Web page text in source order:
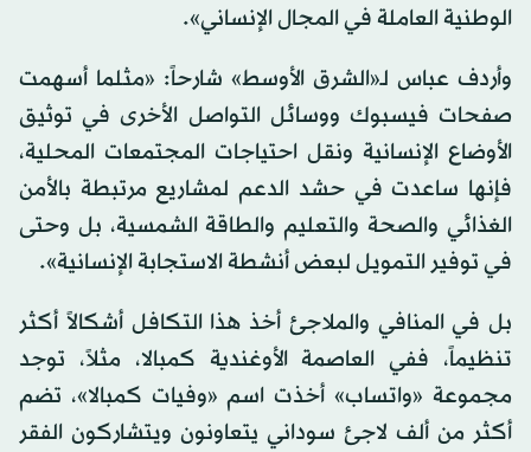
الوطنية العاملة في المجال الإنساني».
وأردف عباس لـ«الشرق الأوسط» شارحاً: «مثلما أسهمت
صفحات فيسبوك ووسائل التواصل الأخرى في توثيق
الأوضاع الإنسانية ونقل احتياجات المجتمعات المحلية،
فإنها ساعدت في حشد الدعم لمشاريع مرتبطة بالأمن
الغذائي والصحة والتعليم والطاقة الشمسية، بل وحتى
في توفير التمويل لبعض أنشطة الاستجابة الإنسانية».
بل في المنافي والملاجئ أخذ هذا التكافل أشكالاً أكثر
تنظيماً، ففي العاصمة الأوغندية كمبالا، مثلاً، توجد
مجموعة «واتساب» أخذت اسم «وفيات كمبالا»، تضم
أكثر من ألف لاجئ سوداني يتعاونون ويتشاركون الفقر